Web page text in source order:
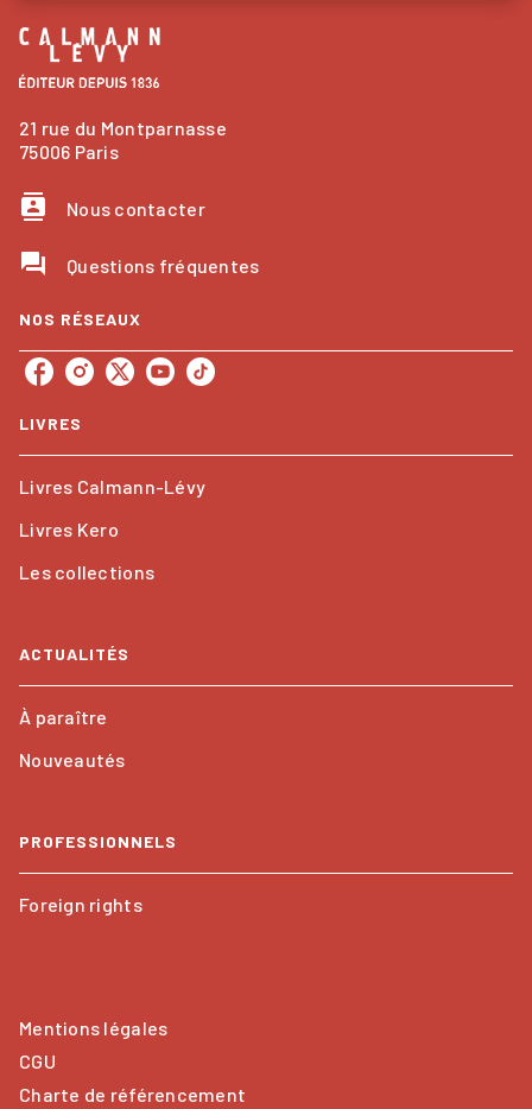
21 rue du Montparnasse
75006 Paris
contacts Nous contacter
question_answer Questions fréquentes
NOS RÉSEAUX
LIVRES
Livres Calmann-Lévy
Livres Kero
Les collections
ACTUALITÉS
À paraître
Nouveautés
PROFESSIONNELS
Foreign rights
Mentions légales
CGU
Charte de référencement